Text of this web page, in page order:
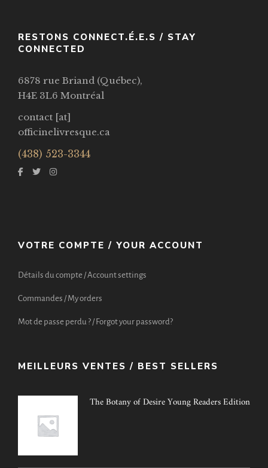
RESTONS CONNECT.É.E.S / STAY
CONNECTED
6878 rue Briand (Québec),
H4E 3L6 Montréal
contact [at]
officinelivresque.ca
(438) 523-3344
VOTRE COMPTE / YOUR ACCOUNT
Détails du compte / Account settings
Commandes / My orders
Mot de passe perdu ? / Forgot your password?
MEILLEURS VENTES / BEST SELLERS
The Botany of Desire Young Readers Edition